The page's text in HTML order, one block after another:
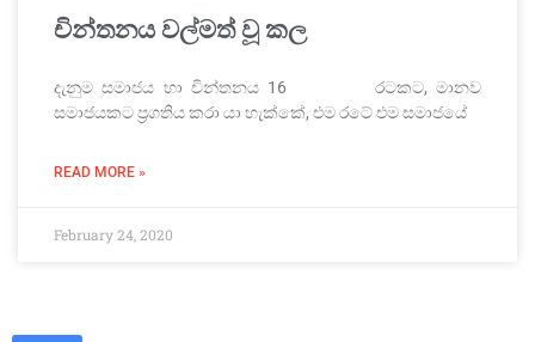
චින්තනය වල්මත් වූ කල
දැනුම සමාජය හා චින්තනය 16 රටකට, මානව
සමාජයකට ප්‍රගතිය කරා යා හැක්කේ, එම රටේ එම සමාජයේ
READ MORE »
February 24, 2020